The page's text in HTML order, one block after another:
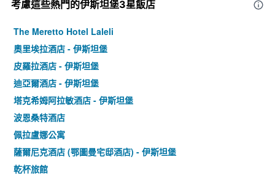
考慮這些熱門的伊斯坦堡3星​飯店
The Meretto Hotel Laleli
奧里埃拉酒店 - 伊斯坦堡
皮羅拉酒店 - 伊斯坦堡
迪亞爾酒店 - 伊斯坦堡
塔克希姆阿拉敏酒店 - 伊斯坦堡
波恩桑特酒店
佩拉盧娜公寓
薩爾尼克酒店 (鄂圖曼宅邸酒店) - 伊斯坦堡
乾杯旅館